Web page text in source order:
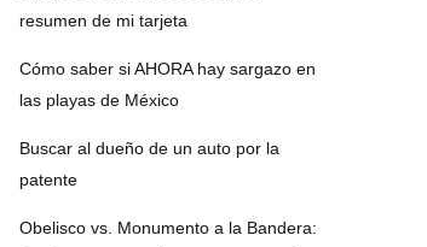
resumen de mi tarjeta
Cómo saber si AHORA hay sargazo en
las playas de México
Buscar al dueño de un auto por la
patente
Obelisco vs. Monumento a la Bandera: